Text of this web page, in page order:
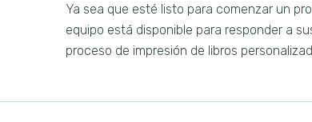
Ya sea que esté listo para comenzar un
equipo está disponible para responder a
proceso de impresión de libros